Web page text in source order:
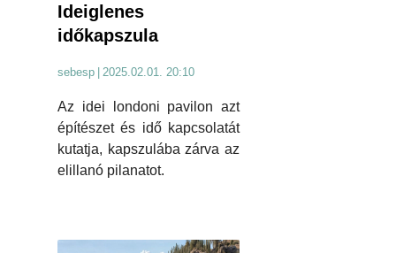
Ideiglenes
időkapszula
sebesp | 2025.02.01. 20:10
Az idei londoni pavilon azt
építészet és idő kapcsolatát
kutatja, kapszulába zárva az
elillanó pilanatot.